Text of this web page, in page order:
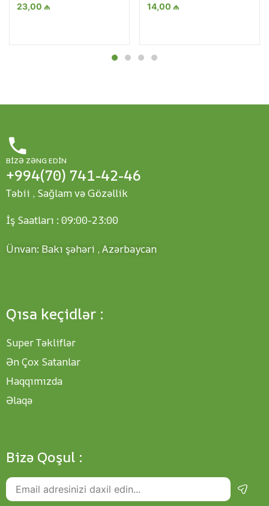
23,00 ₼
14,00 ₼
BIZƏ ZƏNG EDIN
+994(70) 741-42-46
Təbii , Sağlam və Gözəllik
İş Saatları : 09:00-23:00
Ünvan: Bakı şəhəri , Azərbaycan
Qısa keçidlər :
Super Təkliflər
Ən Çox Satanlar
Haqqımızda
Əlaqə
Bizə Qoşul :